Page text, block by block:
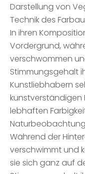
Darstellung von
Technik des
In ihren
Vordergrund,
verschwommen
Stimmungsgehalt
Kunstliebhabern
kunstverständigen
lebhaften
Während der
verschwimmt und
sie sich ganz auf